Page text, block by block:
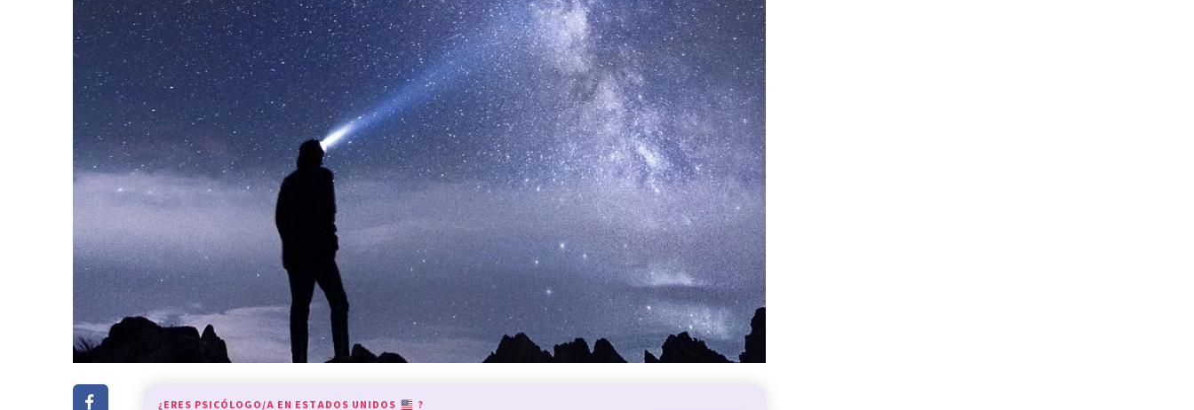
¿ERES PSICÓLOGO/A EN ESTADOS UNIDOS ?